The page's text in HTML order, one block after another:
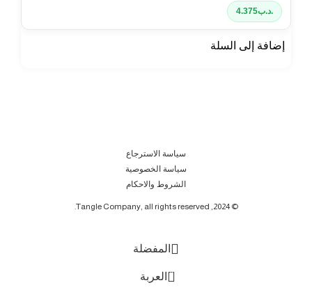
.د.ب4.375
إضافة إلى السلة
سياسة الاسترجاع
سياسة الخصوصية
الشروط والاحكام
© 2024, Tangle Company, all rights reserved.
المفضلة
0 العربة